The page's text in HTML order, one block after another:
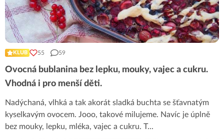
KLUB 55 59
Ovocná bublanina bez lepku, mouky, vajec a cukru.
Vhodná i pro menší děti.
Nadýchaná, vlhká a tak akorát sladká buchta se šťavnatým
kyselkavým ovocem. Jooo, takové milujeme. Navíc je úplně
bez mouky, lepku, mléka, vajec a cukru. T...